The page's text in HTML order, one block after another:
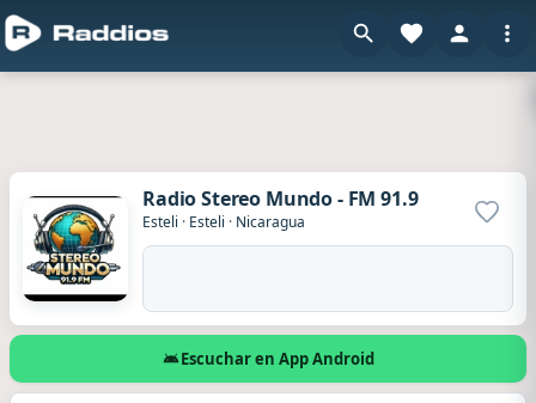
Radio Stereo Mundo - FM 91.9
Esteli · Esteli · Nicaragua
Escuchar en App Android